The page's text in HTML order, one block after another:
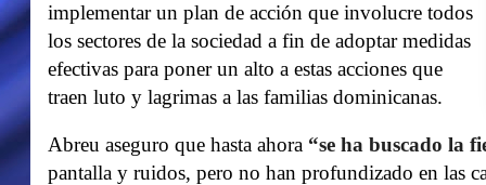
implementar un plan de acción que involucre todos
los sectores de la sociedad a fin de adoptar medidas
efectivas para poner un alto a estas acciones que
traen luto y lagrimas a las familias dominicanas.
Abreu aseguro que hasta ahora “se ha buscado la
pantalla y ruidos, pero no han profundizado en las